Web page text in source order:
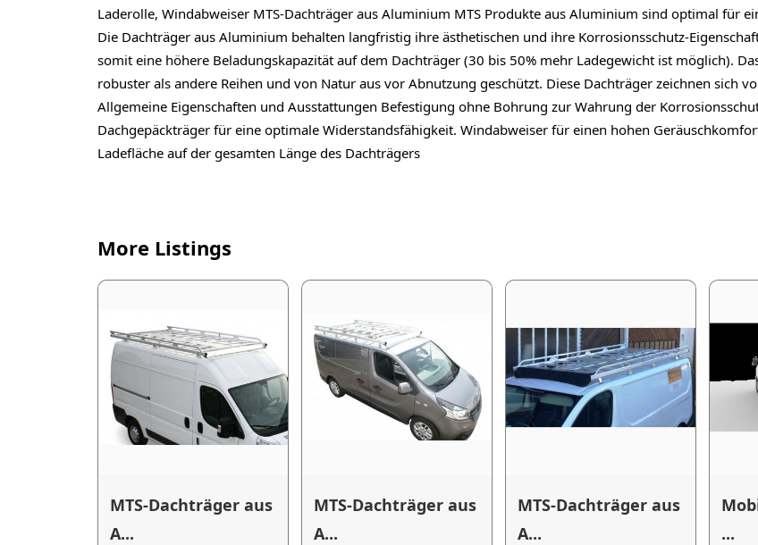
Laderolle, Windabweiser MTS-Dachträger aus Aluminium MTS Produkte aus Aluminium sind optimal für
Die Dachträger aus Aluminium behalten langfristig ihre ästhetischen und ihre Korrosionsschutz-
somit eine höhere Beladungskapazität auf dem Dachträger (30 bis 50% mehr Ladegewicht ist möglich).
robuster als andere Reihen und von Natur aus vor Abnutzung geschützt. Diese Dachträger zeichnen sich
Allgemeine Eigenschaften und Ausstattungen Befestigung ohne Bohrung zur Wahrung der
Dachgepäckträger für eine optimale Widerstandsfähigkeit. Windabweiser für einen hohen
Ladefläche auf der gesamten Länge des Dachträgers
More Listings
MTS-Dachträger aus
A...
MTS-Dachträger aus
A...
MTS-Dachträger aus
A...
...